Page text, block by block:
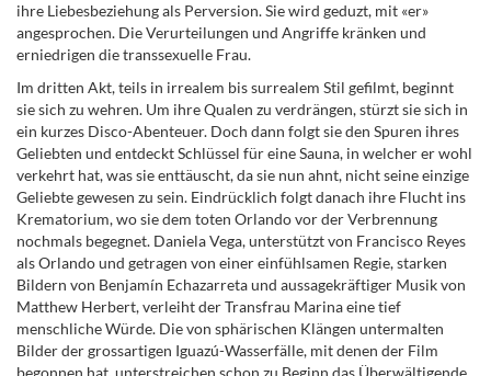
ihre Liebesbeziehung als Perversion. Sie wird geduzt, mit «er»
angesprochen. Die Verurteilungen und Angriffe kränken und
erniedrigen die transsexuelle Frau.
Im dritten Akt, teils in irrealem bis surrealem Stil gefilmt, beginnt
sie sich zu wehren. Um ihre Qualen zu verdrängen, stürzt sie sich in
ein kurzes Disco-Abenteuer. Doch dann folgt sie den Spuren ihres
Geliebten und entdeckt Schlüssel für eine Sauna, in welcher er wohl
verkehrt hat, was sie enttäuscht, da sie nun ahnt, nicht seine einzige
Geliebte gewesen zu sein. Eindrücklich folgt danach ihre Flucht ins
Krematorium, wo sie dem toten Orlando vor der Verbrennung
nochmals begegnet. Daniela Vega, unterstützt von Francisco Reyes
als Orlando und getragen von einer einfühlsamen Regie, starken
Bildern von Benjamín Echazarretaund aussagekräftiger Musik von
Matthew Herbert, verleiht der Transfrau Marina eine tief
menschliche Würde. Die von sphärischen Klängen untermalten
Bilder der grossartigen Iguazú-Wasserfälle, mit denen der Film